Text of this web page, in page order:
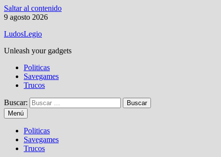
Saltar al contenido
9 agosto 2026
LudosLegio
Unleash your gadgets
Politicas
Savegames
Trucos
Buscar:
Menú
Politicas
Savegames
Trucos